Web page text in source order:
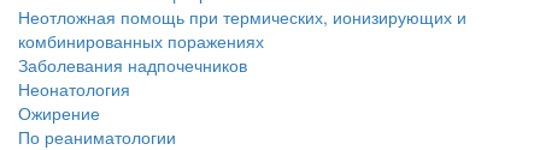
Неотложная помощь при термических, ионизирующих и
комбинированных поражениях
Заболевания надпочечников
Неонатология
Ожирение
По реаниматологии